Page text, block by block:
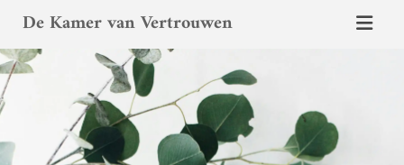
De Kamer van Vertrouwen